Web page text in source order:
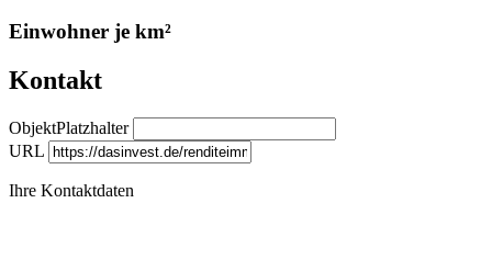
Einwohner je km²
Kontakt
ObjektPlatzhalter
URL
Ihre Kontaktdaten